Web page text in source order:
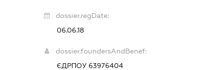
dossier.regDate:
06.06.18
dossier.foundersAndBenef:
ЄДРПОУ 63976404